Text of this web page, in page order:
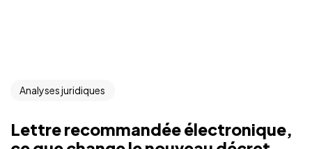
Analyses juridiques
Lettre recommandée électronique,